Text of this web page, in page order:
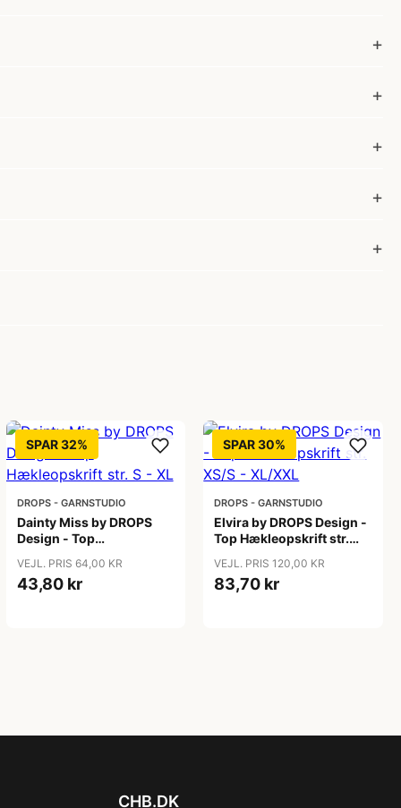
SPAR 32%
DROPS - GARNSTUDIO
Dainty Miss by DROPS
Design - Top
VEJL. PRIS 64,00 KR
43,80 kr
SPAR 30%
DROPS - GARNSTUDIO
Elvira by DROPS Design -
Top Hækleopskrift str.
VEJL. PRIS 120,00 KR
83,70 kr
CHB.DK